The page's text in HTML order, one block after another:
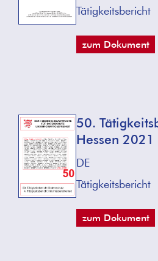
Tätigkeitsbericht
zum Dokument
50.
Hessen 2021
DE
Tätigkeitsbericht
zum Dokument